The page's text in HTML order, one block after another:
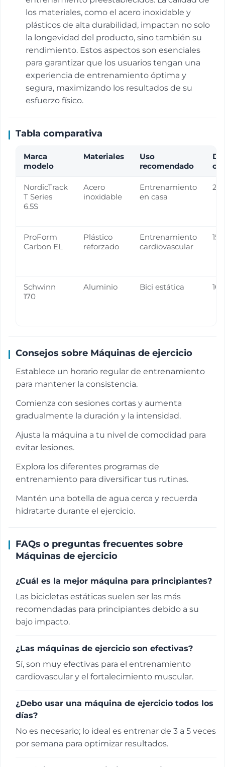
los materiales, como el acero inoxidable y
plásticos de alta durabilidad, impactan no solo
la longevidad del producto, sino también su
rendimiento. Estos aspectos son esenciales
para garantizar que los usuarios tengan una
experiencia de entrenamiento óptima y
segura, maximizando los resultados de su
esfuerzo físico.
Tabla comparativa
Marca
modelo
Materiales
Uso
recomendado
NordicTrack
T Series
6.5S
Acero
inoxidable
Entrenamiento
en casa
ProForm
Carbon EL
Plástico
reforzado
Entrenamiento
cardiovascular
Schwinn
170
Aluminio Bici estática
Consejos sobre Máquinas de ejercicio
Establece un horario regular de entrenamiento
para mantener la consistencia.
Comienza con sesiones cortas y aumenta
gradualmente la duración y la intensidad.
Ajusta la máquina a tu nivel de comodidad para
evitar lesiones.
Explora los diferentes programas de
entrenamiento para diversificar tus rutinas.
Mantén una botella de agua cerca y recuerda
hidratarte durante el ejercicio.
FAQs o preguntas frecuentes sobre
Máquinas de ejercicio
¿Cuál es la mejor máquina para principiantes?
Las bicicletas estáticas suelen ser las más
recomendadas para principiantes debido a su
bajo impacto.
¿Las máquinas de ejercicio son efectivas?
Sí, son muy efectivas para el entrenamiento
cardiovascular y el fortalecimiento muscular.
¿Debo usar una máquina de ejercicio todos los
días?
No es necesario; lo ideal es entrenar de 3 a 5 veces
por semana para optimizar resultados.